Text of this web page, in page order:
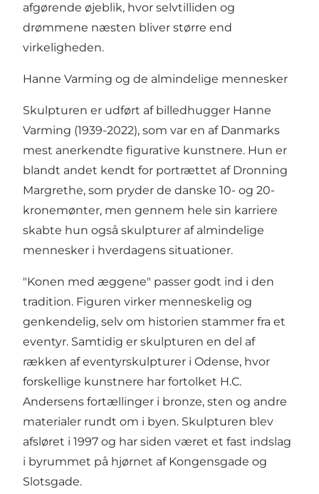
afgørende øjeblik, hvor selvtilliden og
drømmene næsten bliver større end
virkeligheden.
Hanne Varming og de almindelige mennesker
Skulpturen er udført af billedhugger Hanne
Varming (1939-2022), som var en af Danmarks
mest anerkendte figurative kunstnere. Hun er
blandt andet kendt for portrættet af Dronning
Margrethe, som pryder de danske 10- og 20-
kronemønter, men gennem hele sin karriere
skabte hun også skulpturer af almindelige
mennesker i hverdagens situationer.
"Konen med æggene" passer godt ind i den
tradition. Figuren virker menneskelig og
genkendelig, selv om historien stammer fra et
eventyr. Samtidig er skulpturen en del af
rækken afeventyrskulpturer i Odense, hvor
forskellige kunstnere har fortolket H.C.
Andersens fortællinger i bronze, sten og andre
materialer rundt om i byen. Skulpturen blev
afsløret i 1997 og har siden været et fast indslag
i byrummet på hjørnet af Kongensgade og
Slotsgade.